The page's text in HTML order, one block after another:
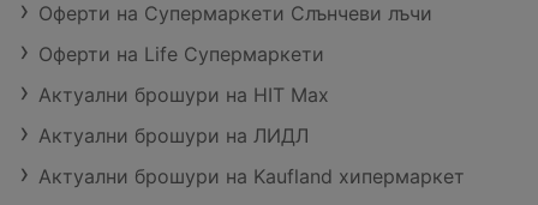
Оферти на Супермаркети Слънчеви лъчи
Оферти на Life Супермаркети
Актуални брошури на HIT Max
Актуални брошури на ЛИДЛ
Актуални брошури на Kaufland хипермаркет